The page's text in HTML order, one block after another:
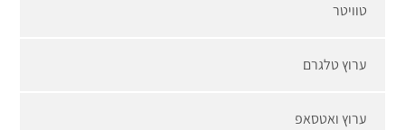
טוויטר
ערוץ טלגרם
ערוץ ואטסאפ